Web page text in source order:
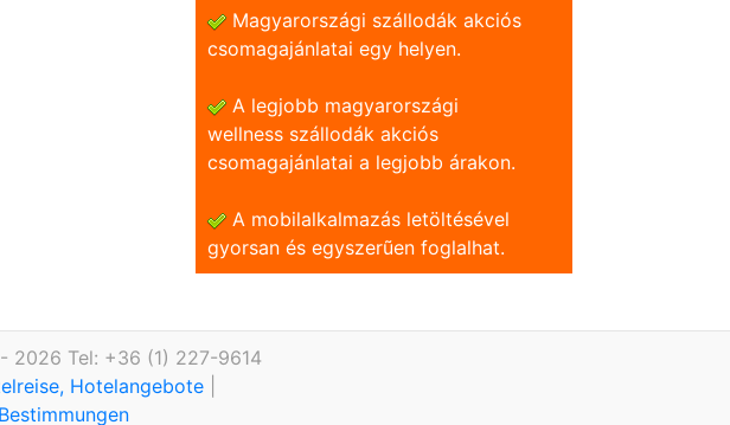
Magyarországi szállodák akciós
csomagajánlatai egy helyen.
A legjobb magyarországi
wellness szállodák akciós
csomagajánlatai a legjobb árakon.
A mobilalkalmazás letöltésével
gyorsan és egyszerũen foglalhat.
Tel: +36 (1) 227-9614
Hotelangebote